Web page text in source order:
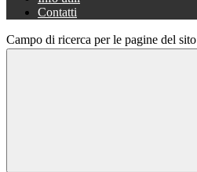
Contatti
Campo di ricerca per le pagine del sito